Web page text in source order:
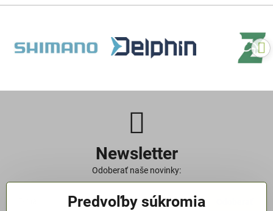
Newsletter
Odoberať naše novinky:
Predvoľby súkromia